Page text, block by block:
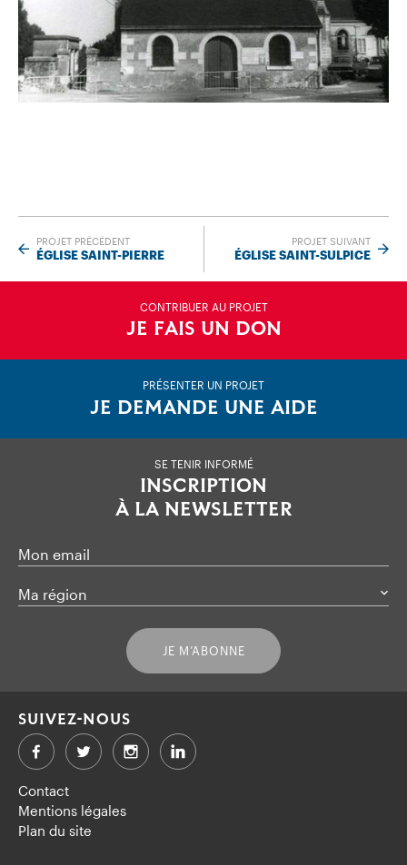
PROJET PRÉCÉDENT
ÉGLISE SAINT-PIERRE
PROJET SUIVANT
ÉGLISE SAINT-SULPICE
CONTRIBUER AU PROJET
JE FAIS UN DON
PRÉSENTER UN PROJET
JE DEMANDE UNE AIDE
SE TENIR INFORMÉ
INSCRIPTION
À LA NEWSLETTER
Mon email
Ma région
JE M’ABONNE
Contact
Mentions légales
Plan du site
SUIVEZ-NOUS
FacebookTwitter LinkedIn